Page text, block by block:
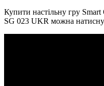
Купити настільну гру
SG 023 UKR можна